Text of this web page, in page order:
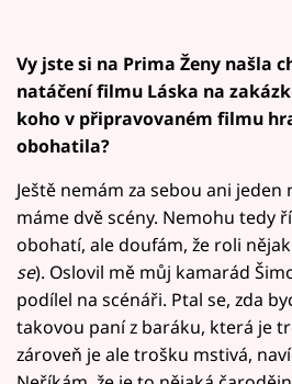
Vy jste si na Prima Ženy našla
natáčení filmu Láska na
koho v připravovaném filmu
obohatila?
Ještě nemám za sebou ani jeden
máme dvě scény. Nemohu tedy
obohatí, ale doufám, že roli
se). Oslovil mě můj kamarád
podílel na scénáři. Ptal se, zda
takovou paní z baráku, která je
zároveň je ale trošku mstivá,